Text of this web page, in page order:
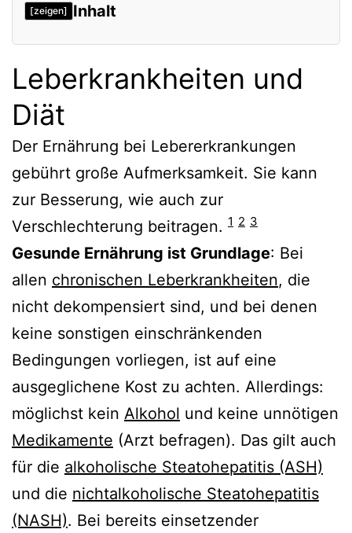
[zeigen] Inhalt
Leberkrankheiten und Diät
Ernährung bei Leberzirrhose
Eiweißzufuhr
Verzweigte Aminosäuren
Fette
Kohlenhydrate
Curcumin
Salzzufuhr
Flüssigkeitszufuhr
Vitamine und Spurenelemente
Verweise
Leberkrankheiten und
Diät
Der Ernährung bei Lebererkrankungen
gebührt große Aufmerksamkeit. Sie kann
zur Besserung, wie auch zur
Verschlechterung beitragen. 1 2 3
Gesunde Ernährung ist Grundlage: Bei
allen chronischen Leberkrankheiten, die
nicht dekompensiert sind, und bei denen
keine sonstigen einschränkenden
Bedingungen vorliegen, ist auf eine
ausgeglichene Kost zu achten. Allerdings:
möglichst kein Alkohol und keine unnötigen
Medikamente (Arzt befragen). Das gilt auch
für die alkoholische Steatohepatitis (ASH)
und die nichtalkoholische Steatohepatitis
(NASH). Bei bereits einsetzender